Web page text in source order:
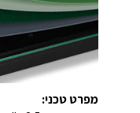
מפרט טכני: